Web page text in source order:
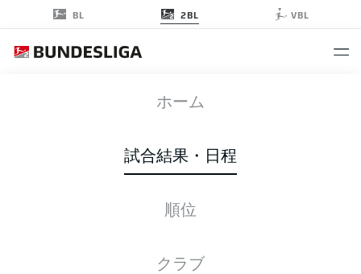
BL 2BL VBL
ホーム
試合結果・日程
順位
クラブ
DSC STP
スターティングメンバー